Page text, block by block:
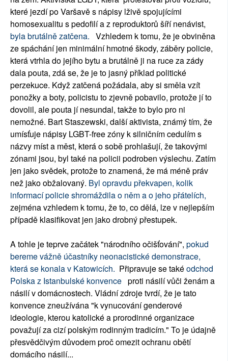
které jezdí po Varšavě s nápisy lživě spojujícími
homosexualitu s pedofilí a z reproduktorů šíří nenávist,
byla brutálně zatčena. Vzhledem k tomu, že je obviněna
ze spáchání jen minimální hmotné škody, záběry policie,
která vtrhla do jejího bytu a brutálně ji na ruce za zády
dala pouta, zdá se, že je to jasný příklad politické
perzekuce. Když zatčená požádala, aby si směla vzít
ponožky a boty, policistu to zjevně pobavilo, protože jí to
dovolil, ale pouta jí nesundal, takže to bylo pro ni
nemožné. Bart Staszewski, další aktivista, známý tím, že
umísťuje nápisy LGBT-free zóny k silničním cedulím s
názvy míst a měst, která o sobě prohlašují, že takovými
zónami jsou, byl také na policii podroben výslechu. Zatím
jen jako svědek, protože to znamená, že má méně práv
než jako obžalovaný. Byl opravdu překvapen, kolik
informací policie shromáždila o něm a o jeho přátelích,
zejména vzhledem k tomu, že to, co dělá, lze v nejlepším
případě klasifikovat jen jako drobný přestupek.
A tohle je teprve začátek "národního očišťování", pokud
bereme vážně účastníky neonacistické demonstrace,
která se konala v Katowicích. Připravuje se takéodchod
Polska z Istanbulské konvence proti násilí vůči ženám a
násilí v domácnostech. Vládní zdroje tvrdí, že je tato
konvence zneužívána "k vynucování genderové
ideologie, kterou katolické a prorodinné organizace
považují za cizí polským rodinným tradicím." To je údajně
přesvědčivým důvodem proč omezit ochranu obětí
domácího násilí...